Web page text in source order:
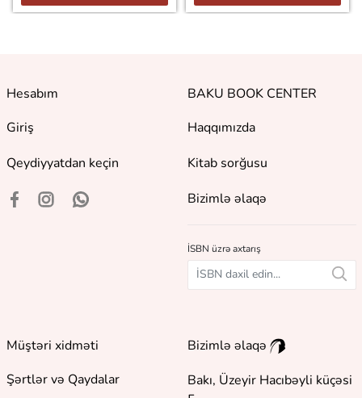
Hesabım
Giriş
Qeydiyyatdan keçin
BAKU BOOK CENTER
Haqqımızda
Kitab sorğusu
Bizimlə əlaqə
İSBN üzrə axtarış
Müştəri xidməti
Şərtlər və Qaydalar
Bizimlə əlaqə
Bakı, Üzeyir Hacıbəyli küçəsi